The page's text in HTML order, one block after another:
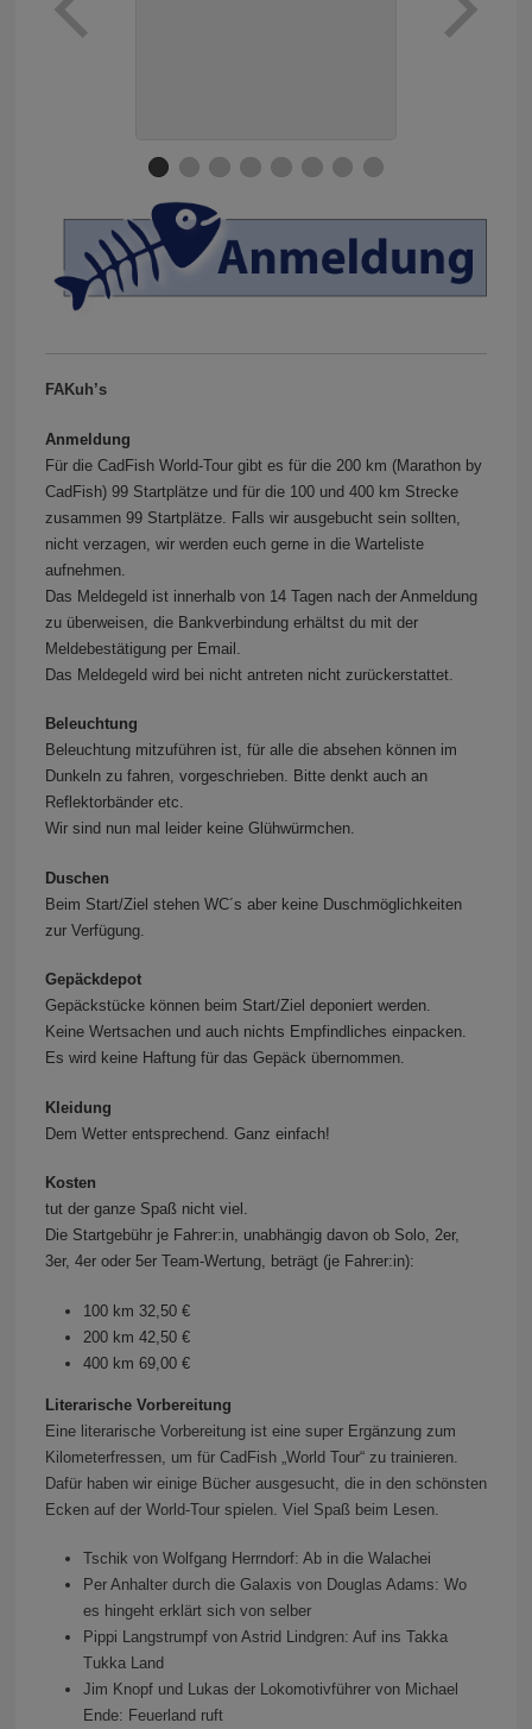
FAKuh’s
Anmeldung
Für die CadFish World-Tour gibt es für die 200 km (Marathon by
CadFish) 99 Startplätze und für die 100 und 400 km Strecke
zusammen 99 Startplätze. Falls wir ausgebucht sein sollten,
nicht verzagen, wir werden euch gerne in die Warteliste
aufnehmen.
Das Meldegeld ist innerhalb von 14 Tagen nach der Anmeldung
zu überweisen, die Bankverbindung erhältst du mit der
Meldebestätigung per Email.
Das Meldegeld wird bei nicht antreten nicht zurückerstattet.
Beleuchtung
Beleuchtung mitzuführen ist, für alle die absehen können im
Dunkeln zu fahren, vorgeschrieben. Bitte denkt auch an
Reflektorbänder etc.
Wir sind nun mal leider keine Glühwürmchen.
Duschen
Beim Start/Ziel stehen WC´s aber keine Duschmöglichkeiten
zur Verfügung.
Gepäckdepot
Gepäckstücke können beim Start/Ziel deponiert werden.
Keine Wertsachen und auch nichts Empfindliches einpacken.
Es wird keine Haftung für das Gepäck übernommen.
Kleidung
Dem Wetter entsprechend. Ganz einfach!
Kosten
tut der ganze Spaß nicht viel.
Die Startgebühr je Fahrer:in, unabhängig davon ob Solo, 2er,
3er, 4er oder 5er Team-Wertung, beträgt (je Fahrer:in):
100 km 32,50 €
200 km 42,50 €
400 km 69,00 €
Literarische Vorbereitung
Eine literarische Vorbereitung ist eine super Ergänzung zum
Kilometerfressen, um für CadFish „World Tour“ zu trainieren.
Dafür haben wir einige Bücher ausgesucht, die in den schönsten
Ecken auf der World-Tour spielen. Viel Spaß beim Lesen.
Tschik von Wolfgang Herrndorf: Ab in die Walachei
Per Anhalter durch die Galaxis von Douglas Adams: Wo
es hingeht erklärt sich von selber
Pippi Langstrumpf von Astrid Lindgren: Auf ins Takka
Tukka Land
Jim Knopf und Lukas der Lokomotivführer von Michael
Ende: Feuerland ruft